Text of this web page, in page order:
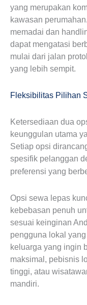
yang merupakan
kawasan
memadai dan
dapat mengatasi
mulai dari jalan
yang lebih sempit.
Fleksibilitas Pilihan
Ketersediaan dua
keunggulan utama
Setiap opsi
spesifik pelanggan
preferensi yang
Opsi sewa lepas
kebebasan penuh
sesuai keinginan
pengguna lokal
keluarga yang ingin
maksimal, pebisnis
tinggi, atau
mandiri.